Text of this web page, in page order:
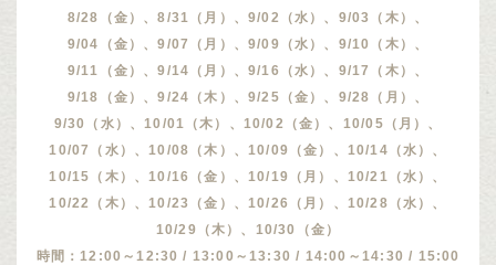
8/28（金）、8/31（月）、9/02（水）、9/03（木）、
9/04（金）、9/07（月）、9/09（水）、9/10（木）、
9/11（金）、9/14（月）、9/16（水）、9/17（木）、
9/18（金）、9/24（木）、9/25（金）、9/28（月）、
9/30（水）、10/01（木）、10/02（金）、10/05（月）、
10/07（水）、10/08（木）、10/09（金）、10/14（水）、
10/15（木）、10/16（金）、10/19（月）、10/21（水）、
10/22（木）、10/23（金）、10/26（月）、10/28（水）、
10/29（木）、10/30（金）
時間：12:00～12:30 / 13:00～13:30 / 14:00～14:30 / 15:00